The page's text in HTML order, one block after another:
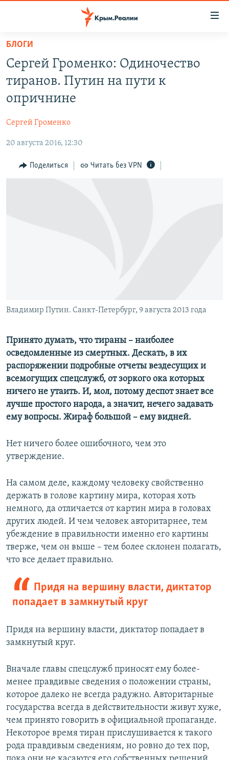
Вернуться
основному
содержанию
Вернутся
главной
навигации
Вернутся
поиску
СПЕЦПРОЕКТЫ
11 ЛЕТ ОККУПАЦИИ КРЫМА. 11 ИСТОРИЙ СОПРОТИВЛЕНИЯ
ВОДА
ЕЩЕ
ИНТЕРАКТИВ
ИНФОГРАФИКА
РАДІО СВОБОДА
КАК ОБОЙТИ БЛОКИРОВКУ
Все сайты RFE/RL
БЛОГИ
Сергей Громенко: Одиночество
тиранов. Путин на пути к
опричнине
Сергей Громенко
20 августа 2016, 12:30
Поделиться Читать без VPN
Владимир Путин. Санкт-Петербург, 9 августа 2013 года
Принято думать, что тираны – наиболее
осведомленные из смертных. Дескать, в их
распоряжении подробные отчеты вездесущих и
всемогущих спецслужб, от зоркого ока которых
ничего не утаить. И, мол, потому деспот знает все
лучше простого народа, а значит, нечего задавать
ему вопросы. Жираф большой – ему видней.
Нет ничего более ошибочного, чем это
утверждение.
На самом деле, каждому человеку свойственно
держать в голове картину мира, которая хоть
немного, да отличается от картин мира в головах
других людей. И чем человек авторитарнее, тем
убеждение в правильности именно его картины
тверже, чем он выше – тем более склонен полагать,
что все делает правильно.
Придя на вершину власти, диктатор
попадает в замкнутый круг
Придя на вершину власти, диктатор попадает в
замкнутый круг.
Вначале главы спецслужб приносят ему более-
менее правдивые сведения о положении страны,
которое далеко не всегда радужно. Авторитарные
государства всегда в действительности живут хуже,
чем принято говорить в официальной пропаганде.
Некоторое время тиран прислушивается к такого
рода правдивым сведениям, но ровно до тех пор,